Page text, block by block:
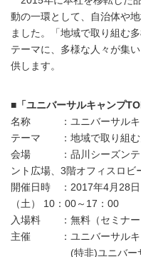
動の一環として、自治体や
ました。「地域で取り組む
テーマに、多様な人々が集
供します。
■「ユニバーサルキャンプ
名称 ：ユニバーサルキ
テーマ ：地域で取り組む
会場 ：品川シーズンテラ
ント広場、3階オフィスロビ
開催日時 ：2017年4月28
（土） 10：00～17：00
入場料 ：無料（セミナー
主催 ：ユニバーサルキ
(特非)ユニバーサルイ